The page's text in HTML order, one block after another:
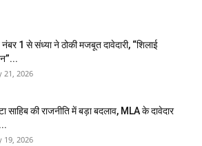
नंबर 1 से संध्या ने ठोकी मजबूत दावेदारी, “शिलाई
21, 2026
साहिब की राजनीति में बड़ा बदलाव, MLA के दावेदार
19, 2026